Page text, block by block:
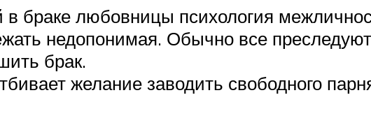
в браке любовницы психология
недопонимая. Обычно все
брак.
желание заводить свободного